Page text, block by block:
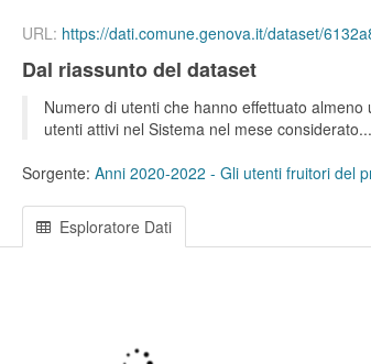
URL: https://dati.comune.genova.it/dataset/6132a8cd-7549-4c9d-
Dal riassunto del dataset
Numero di utenti che hanno effettuato
utenti attivi nel Sistema nel mese considerato...
Sorgente: Anni 2020-2022 - Gli utenti fruitori del
Esploratore Dati